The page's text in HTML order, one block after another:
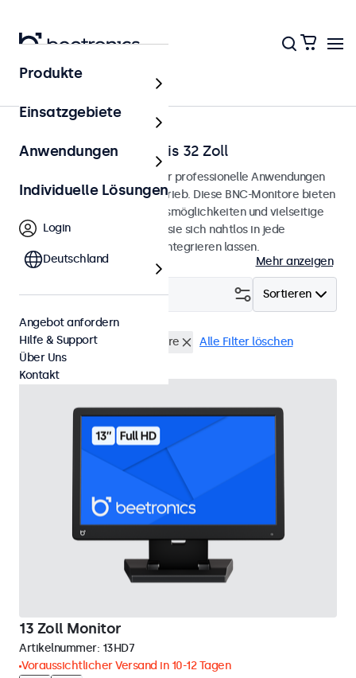
Startseite
BNC-Monitore von 7 bis 32 Zoll
BNC-Monitore, entwickelt für professionelle Anwendungen
und den kontinuierlichen Betrieb. Diese BNC-Monitore bieten
umfangreiche Konfigurationsmöglichkeiten und vielseitige
Montageoptionen, wodurch sie sich nahtlos in jede
Anwendung und Umgebung integrieren lassen.
Mehr anzeigen
Sortieren
Filtern (2)
BNC (CVBS) 13 Zoll Monitore Alle Filter löschen
13 Zoll Monitor
Artikelnummer: 13HD7
Voraussichtlicher Versand in 10-12 Tagen
Produkte
Einsatzgebiete
Anwendungen
Individuelle Lösungen
Login
Deutschland
Angebot anfordern
Hilfe & Support
Über Uns
Kontakt